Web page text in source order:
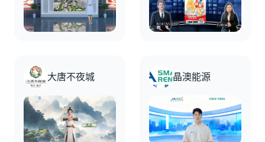
大唐不夜城 晶澳能源